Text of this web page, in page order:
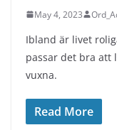
May 4, 2023
Ibland är livet
passar det bra att
vuxna.
Read More